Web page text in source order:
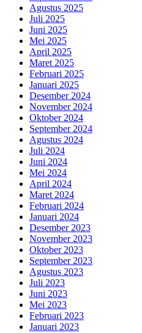
Agustus 2025
Juli 2025
Juni 2025
Mei 2025
April 2025
Maret 2025
Februari 2025
Januari 2025
Desember 2024
November 2024
Oktober 2024
September 2024
Agustus 2024
Juli 2024
Juni 2024
Mei 2024
April 2024
Maret 2024
Februari 2024
Januari 2024
Desember 2023
November 2023
Oktober 2023
September 2023
Agustus 2023
Juli 2023
Juni 2023
Mei 2023
Februari 2023
Januari 2023